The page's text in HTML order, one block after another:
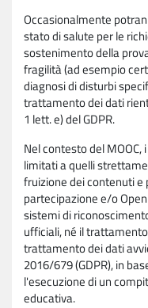
Occasionalmente
stato di salute per le
sostenimento della
fragilità (ad esempio
diagnosi di disturbi
trattamento dei dati
1 lett. e) del GDPR.
Nel contesto del
limitati a quelli
fruizione dei contenuti
partecipazione e/o
sistemi di
ufficiali, né il
trattamento dei dati
2016/679 (GDPR), in
l'esecuzione di un
educativa.